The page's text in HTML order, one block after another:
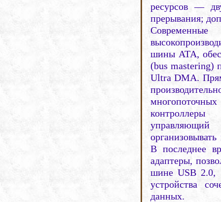
ресурсов —
прерывания;
шины АТА,
(bus mastering)
Ultra DMA.
контроллеры
В последнее
адаптеры,
шине USB2.0,
устройства
данных.